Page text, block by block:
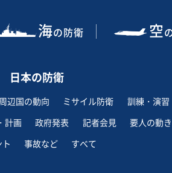
海の防衛 空
日本の防衛
周辺国の動向 ミサイル防衛
訓練・演習
計画 政府発表 記者会見
要人の動き
事故など すべて